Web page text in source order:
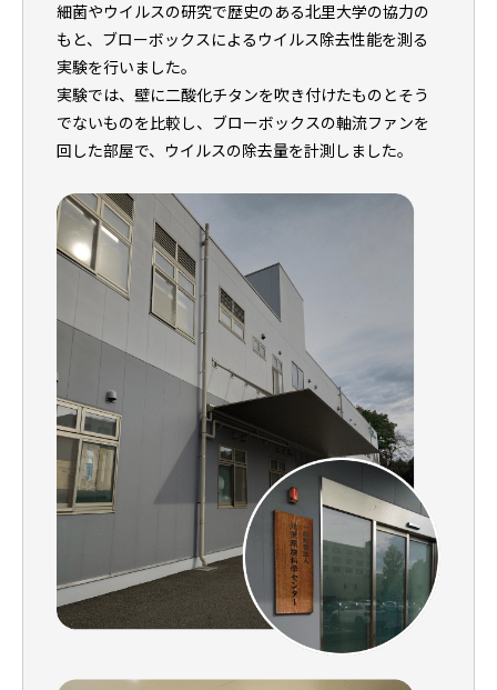
細菌やウイルスの研究で歴史のある北里大学の協力の
もと、ブローボックスによるウイルス除去性能を測る
実験を行いました。
実験では、壁に二酸化チタンを吹き付けたものとそう
でないものを比較し、ブローボックスの軸流ファンを
回した部屋で、ウイルスの除去量を計測しました。